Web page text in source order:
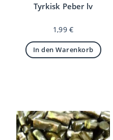
Tyrkisk Peber lv
1,99€
In den Warenkorb